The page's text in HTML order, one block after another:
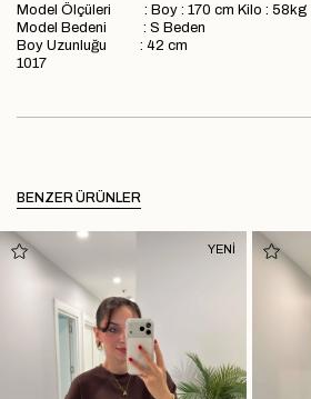
Model Ölçüleri : Boy : 170 cm Kilo : 58kg
Model Bedeni : S Beden
Boy Uzunluğu : 42 cm
1017
BENZER ÜRÜNLER
YENİ